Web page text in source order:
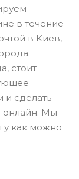
в течение
в Киев,
стоит
и сделать
онлайн. Мы
как можно